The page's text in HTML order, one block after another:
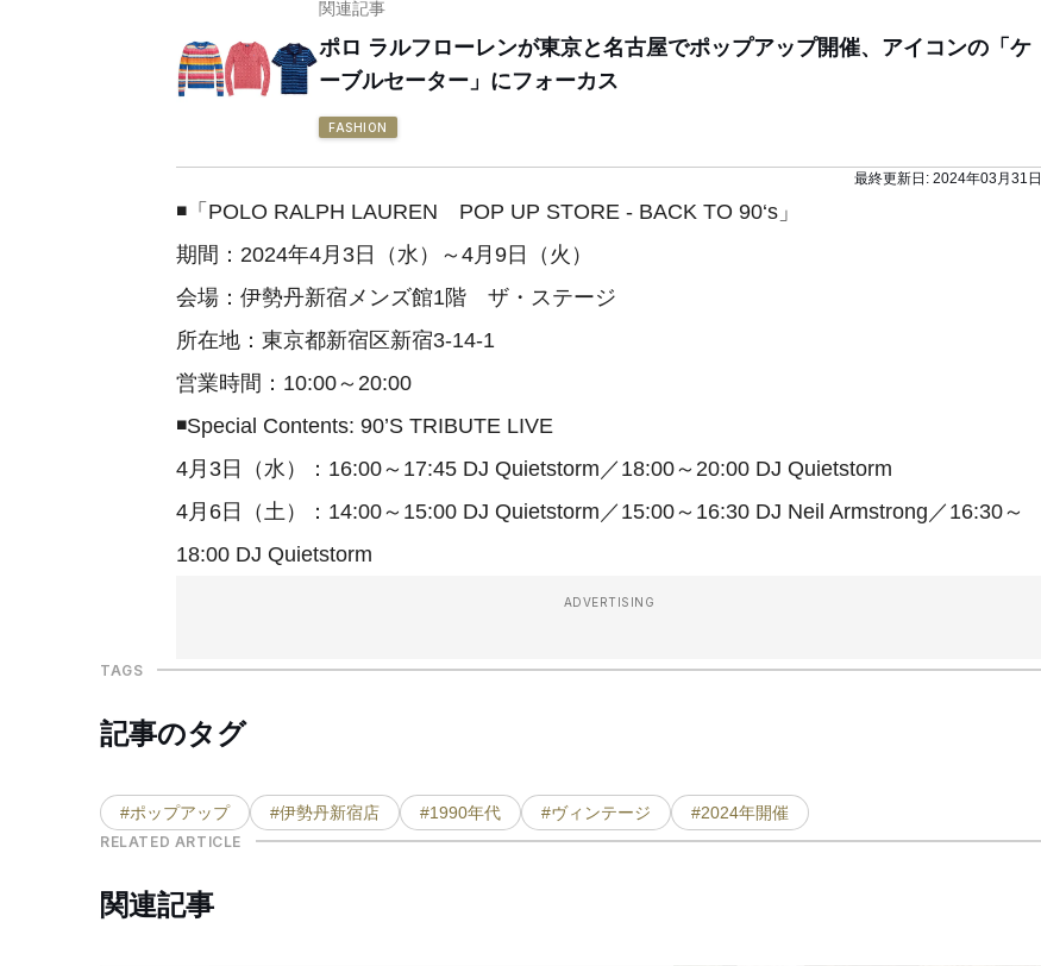
関連記事
ポロ ラルフローレンが東京と名古屋でポップアップ開催、アイコンの「ケ
ーブルセーター」にフォーカス
FASHION
最終更新日: 2024年03月31日
◾️「POLO RALPH LAUREN POP UP STORE - BACK TO 90‘s」
期間：2024年4月3日（水）～4月9日（火）
会場：伊勢丹新宿メンズ館1階 ザ・ステージ
所在地：東京都新宿区新宿3-14-1
営業時間：10:00～20:00
◾️Special Contents: 90’S TRIBUTE LIVE
4月3日（水）：16:00～17:45 DJ Quietstorm／18:00～20:00 DJ Quietstorm
4月6日（土）：14:00～15:00 DJ Quietstorm／15:00～16:30 DJ Neil Armstrong／16:30～
18:00 DJ Quietstorm
ADVERTISING
TAGS
記事のタグ
#ポップアップ #伊勢丹新宿店 #1990年代 #ヴィンテージ #2024年開催
RELATED ARTICLE
関連記事